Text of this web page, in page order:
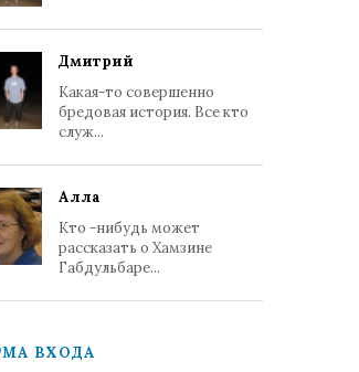
Дмитрий
Какая-то совершенно
бредовая история. Все кто
служ...
Алла
Кто -нибудь может
рассказать о Хамзине
Габдульбаре...
ВХОДА